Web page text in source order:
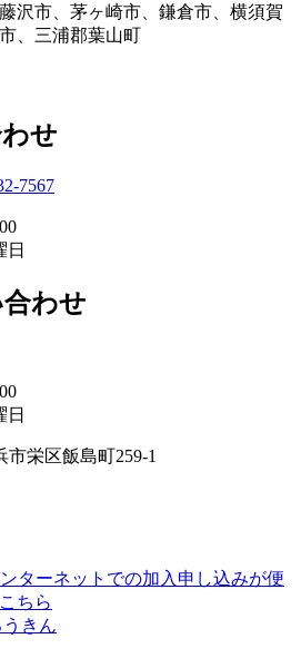
沢市、茅ヶ崎市、鎌倉市、横須賀
、三浦郡葉山町
せ
7567
日
わせ
日
市栄区飯島町259-1